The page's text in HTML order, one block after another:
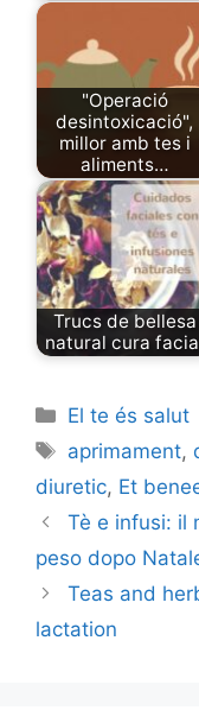
"Operació
desintoxicació",
millor amb tes i
aliments…
Trucs de bellesa
natural cura
Categories
El te és salut
Tags
aprimament,
diuretic, Et
Tè e infusi: il
peso dopo
Teas and
lactation